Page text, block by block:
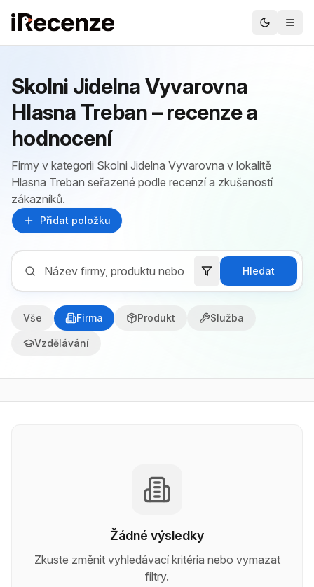
Skolni Jidelna Vyvarovna
Hlasna Treban – recenze a
hodnocení
Firmy v kategorii Skolni Jidelna Vyvarovna v lokalitě
Hlasna Treban seřazené podle recenzí a zkušeností
zákazníků.
Přidat položku
Hledat
Vše Firma Produkt Služba
Vzdělávání
Žádné výsledky
Zkuste změnit vyhledávací kritéria nebo vymazat
filtry.